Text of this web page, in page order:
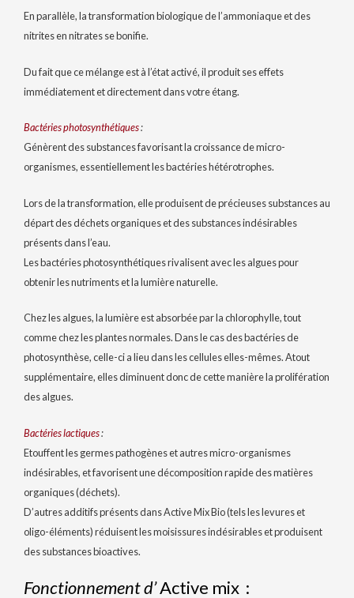
En parallèle, la transformation biologique de l’ammoniaque et des
nitrites en nitrates se bonifie.
Du fait que ce mélange est à l’état activé, il produit ses effets
immédiatement et directement dans votre étang.
Bactéries photosynthétiques:
Génèrent des substances favorisant la croissance de micro-
organismes, essentiellement les bactéries hétérotrophes.
Lors de la transformation, elle produisent de précieuses substances au
départ des déchets organiques et des substances indésirables
présents dans l’eau.
Les bactéries photosynthétiques rivalisent avec les algues pour
obtenir les nutriments et la lumière naturelle.
Chez les algues, la lumière est absorbée par la chlorophylle, tout
comme chez les plantes normales. Dans le cas des bactéries de
photosynthèse, celle-ci a lieu dans les cellules elles-mêmes. Atout
supplémentaire, elles diminuent donc de cette manière la prolifération
des algues.
Bactéries lactiques:
Etouffent les germes pathogènes et autres micro-organismes
indésirables, et favorisent une décomposition rapide des matières
organiques (déchets).
D’autres additifs présents dans Active Mix Bio (tels les levures et
oligo-éléments) réduisent les moisissures indésirables et produisent
des substances bioactives.
Fonctionnement d’Active mix :